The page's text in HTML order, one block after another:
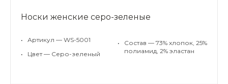
Носки женские серо-зеленые
•
Артикул — WS-5001
•
Цвет — Cеро-зеленый
•
Состав — 73% хлопок, 25%
полиамид, 2% эластан